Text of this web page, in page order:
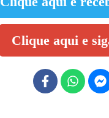
Clique aqui e